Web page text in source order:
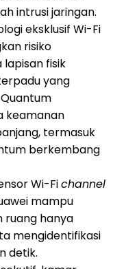
intrusi jaringan.
eksklusif Wi-Fi
risiko
fisik
yang
keamanan
termasuk
berkembang
Wi-Fichannel
mampu
ruang hanya
mengidentifikasi
detik.